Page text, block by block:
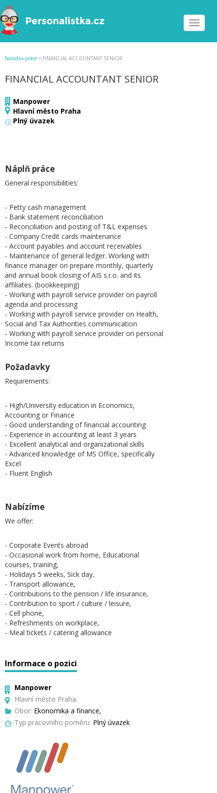
Toggle
Nabídka práce > FINANCIAL ACCOUNTANT SENIOR
FINANCIAL ACCOUNTANT SENIOR
Manpower
Hlavní město Praha
Plný úvazek
Náplň práce
General responsibilities:
- Petty cash management
- Bank statement reconciliation
- Reconciliation and posting of T&L expenses
- Company Credit cards maintenance
- Account payables and account receivables
- Maintenance of general ledger. Working with
finance manager on prepare monthly, quarterly
and annual book closing of AIS s.r.o. and its
affiliates. (bookkeeping)
- Working with payroll service provider on payroll
agenda and processing
- Working with payroll service provider on Health,
Social and Tax Authorities communication
- Working with payroll service provider on personal
Income tax returns
Požadavky
Requirements:
- High/University education in Economics,
Accounting or Finance
- Good understanding of financial accounting
- Experience in accounting at least 3 years
- Excellent analytical and organizational skills
- Advanced knowledge of MS Office, specifically
Excel
- Fluent English
Nabízíme
We offer:
- Corporate Events abroad
- Occasional work from home, Educational
courses, training,
- Holidays 5 weeks, Sick day,
- Transport allowance,
- Contributions to the pension / life insurance,
- Contribution to sport / culture / leisure,
- Cell phone,
- Refreshments on workplace,
- Meal tickets / catering allowance
Informace o pozici
Manpower
Hlavní město Praha
Obor: Ekonomika a finance,
Typ pracovního poměru: Plný úvazek